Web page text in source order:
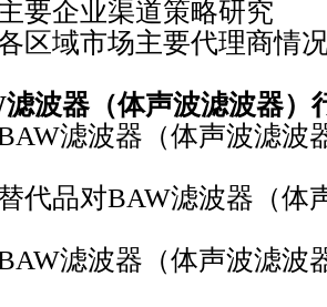
企业渠道策略研究
域市场主要代理商情
波器（体声波滤波器）
滤波器（体声波滤波
品对BAW滤波器（体
滤波器（体声波滤波